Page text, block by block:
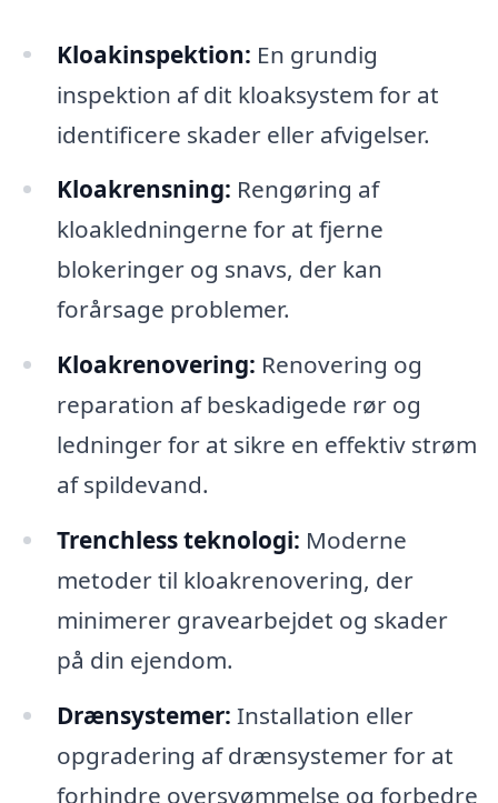
Kloakinspektion: En grundig
inspektion af dit kloaksystem for at
identificere skader eller afvigelser.
Kloakrensning: Rengøring af
kloakledningerne for at fjerne
blokeringer og snavs, der kan
forårsage problemer.
Kloakrenovering: Renovering og
reparation af beskadigede rør og
ledninger for at sikre en effektiv strøm
af spildevand.
Trenchless teknologi: Moderne
metoder til kloakrenovering, der
minimerer gravearbejdet og skader
på din ejendom.
Drænsystemer: Installation eller
opgradering af drænsystemer for at
forhindre oversvømmelse og forbedre